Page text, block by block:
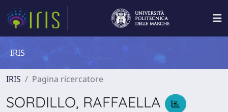
IRIS
IRIS Pagina ricercatore
SORDILLO, RAFFAELLA